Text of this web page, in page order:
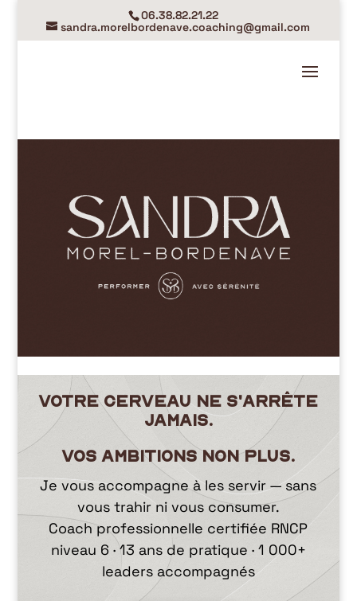
06.38.82.21.22
sandra.morelbordenave.coaching@gmail.com
Votre cerveau ne s'arrête
jamais.
Vos ambitions non plus.
Je vous accompagne à les servir — sans
vous trahir ni vous consumer.
Coach professionnelle certifiée RNCP
niveau 6 · 13 ans de pratique · 1 000+
leaders accompagnés